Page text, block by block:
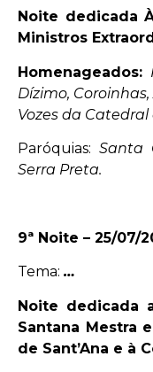
Noite dedicada
Ministros
Homenageados:
Dízimo,
Vozes da
Paróquias:Santa
Serra Preta.
9ª Noite – 25/07/
Tema: …
Noite dedicada
Santana Mestra
de Sant’Ana e à